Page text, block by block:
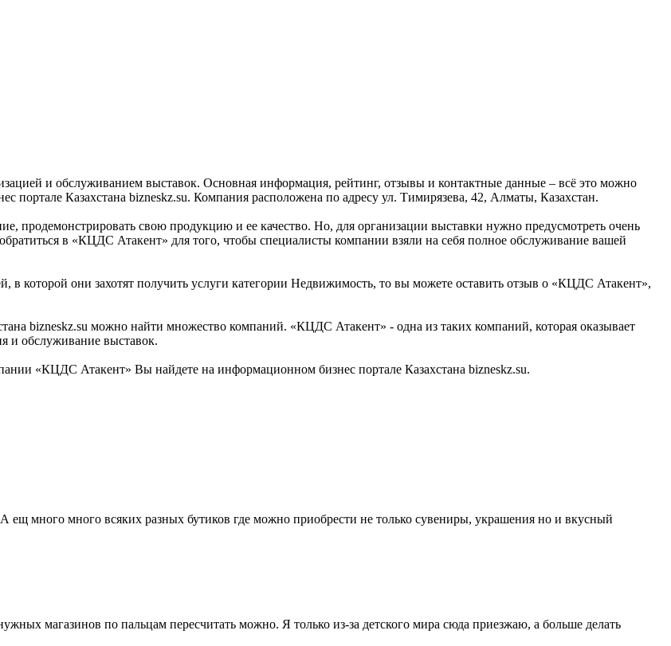
и обслуживанием выставок. Основная информация, рейтинг, отзывы и контактные данные – всё это можно
Казахстана bizneskz.su. Компания расположена по адресу ул. Тимирязева, 42, Алматы, Казахстан.
продемонстрировать свою продукцию и ее качество. Но, для организации выставки нужно предусмотреть очень
в «КЦДС Атакент» для того, чтобы специалисты компании взяли на себя полное обслуживание вашей
в которой они захотят получить услуги категории Недвижимость, то вы можете оставить отзыв о «КЦДС Атакент»,
bizneskz.su можно найти множество компаний. «КЦДС Атакент» - одна из таких компаний, которая оказывает
и обслуживание выставок.
«КЦДС Атакент» Вы найдете на информационном бизнес портале Казахстана bizneskz.su.
много много всяких разных бутиков где можно приобрести не только сувениры, украшения но и вкусный
магазинов по пальцам пересчитать можно. Я только из-за детского мира сюда приезжаю, а больше делать